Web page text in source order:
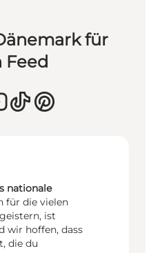
für
Feed
nationale
für die vielen
ist
wir hoffen, dass
die du